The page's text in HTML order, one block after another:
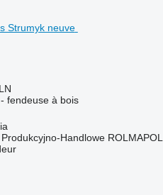
fendeuse à bois
Handlowe